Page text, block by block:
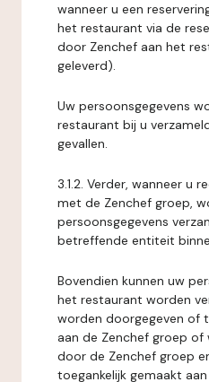
wanneer u een
het restaurant via de
door Zenchef aan het
geleverd).
Uw persoonsgegevens
restaurant bij u
gevallen.
3.1.2. Verder, wanneer u
met de Zenchef groep,
persoonsgegevens
betreffende entiteit
Bovendien kunnen uw
het restaurant worden
worden doorgegeven of
aan de Zenchef groep of
door de Zenchef groep
toegankelijk gemaakt